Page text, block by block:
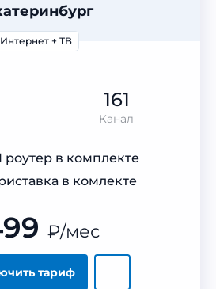
Интернет + ТВ
161
Канал
роутер в комплекте
в комлекте
тариф
₽/мес